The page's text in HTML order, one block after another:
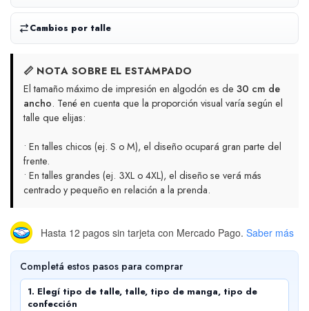
Cambios por talle
📏 NOTA SOBRE EL ESTAMPADO
El tamaño máximo de impresión en algodón es de 30 cm de
ancho. Tené en cuenta que la proporción visual varía según el
talle que elijas:
• En talles chicos (ej. S o M), el diseño ocupará gran parte del
frente.
• En talles grandes (ej. 3XL o 4XL), el diseño se verá más
centrado y pequeño en relación a la prenda.
Hasta 12 pagos sin tarjeta con Mercado Pago. Saber más
Completá estos pasos para comprar
1. Elegí tipo de talle, talle, tipo de manga, tipo de
confección